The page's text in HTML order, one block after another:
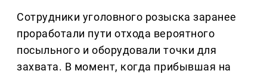
Сотрудники уголовного розыска заранее
проработали пути отхода вероятного
посыльного и оборудовали точки для
захвата. В момент, когда прибывшая на